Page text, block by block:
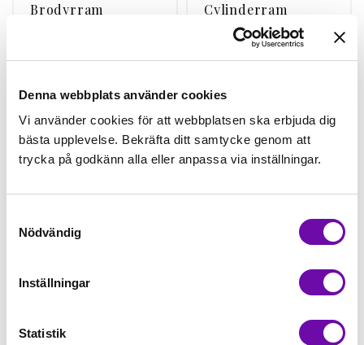
Denna webbplats använder cookies
Vi använder cookies för att webbplatsen ska erbjuda dig
bästa upplevelse. Bekräfta ditt samtycke genom att
trycka på godkänn alla eller anpassa via inställningar.
Nödvändig
Inställningar
Statistik
Brodyrram
st Köp
Cylinderram
komplett till armar.
Finns i lager
st Köp
Extra Laddare till Kepsram komplett